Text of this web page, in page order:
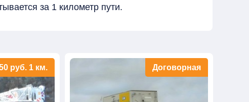
за 1 километр пути.
руб. 1 км. Договорная